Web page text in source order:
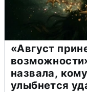
«Август
назвала,
улыбнется